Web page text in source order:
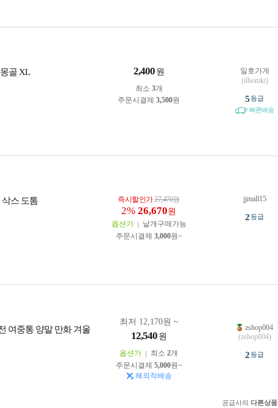
골 XL 2,400 원
최소 3개
주문시결제 3,500원
일호가게
(ilhomkt)
5등급
빠른배송
삭스 도톰 즉시할인가27,470원
2% 26,670원
옵션가
낱개구매가능
주문시결제 3,000원~
jjmall15
2등급
여중통 양말 만화 겨울
최저 12,170원 ~
12,540 원
옵션가 최소 2개
주문시결제 5,000원~
해외직배송
zshop004
(zshop004)
2등급
공급사의 다른상품